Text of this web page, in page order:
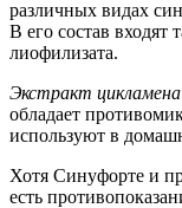
различных видах
В его состав входят
лиофилизата.
Экстракт цикламена
обладает
используют в
Хотя Синуфорте и
есть